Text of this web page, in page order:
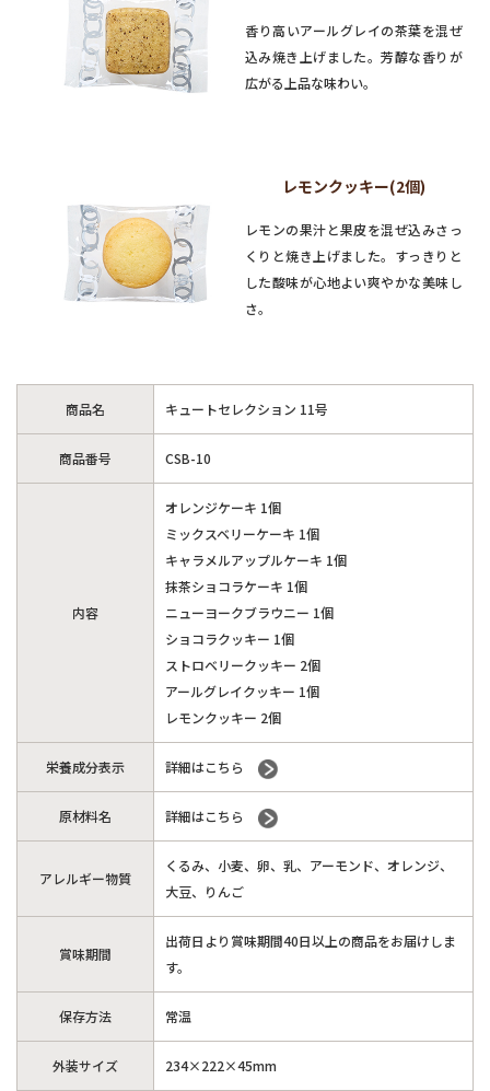
香り高いアールグレイの茶葉を混ぜ
込み焼き上げました。芳醇な香りが
広がる上品な味わい。
レモンクッキー(2個)
レモンの果汁と果皮を混ぜ込みさっ
くりと焼き上げました。すっきりと
した酸味が心地よい爽やかな美味し
さ。
商品名 キュートセレクション 11号
商品番号 CSB-10
内容
オレンジケーキ 1個
ミックスベリーケーキ 1個
キャラメルアップルケーキ 1個
抹茶ショコラケーキ 1個
ニューヨークブラウニー 1個
ショコラクッキー 1個
ストロベリークッキー 2個
アールグレイクッキー 1個
レモンクッキー 2個
栄養成分表示 詳細はこちら
原材料名 詳細はこちら
アレルギー物質
くるみ、小麦、卵、乳、アーモンド、オレンジ、
大豆、りんご
賞味期間
出荷日より賞味期間40日以上の商品をお届けしま
す。
保存方法 常温
外装サイズ 234×222×45mm